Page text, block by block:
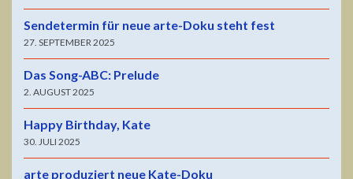
Sendetermin für neue arte-Doku steht fest
27. SEPTEMBER 2025
Das Song-ABC: Prelude
2. AUGUST 2025
Happy Birthday, Kate
30. JULI 2025
arte produziert neue Kate-Doku